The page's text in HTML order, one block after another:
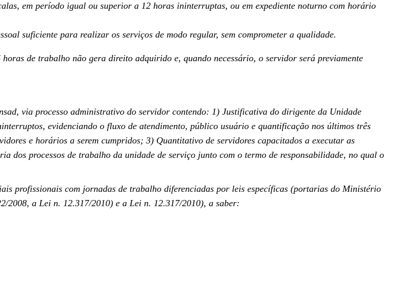
em período igual ou superior a 12 horas ininterruptas, ou em expediente noturno com horário
suficiente para realizar os serviços de modo regular, sem comprometer a qualidade.
de trabalho não gera direito adquirido e, quando necessário, o servidor será previamente
via processo administrativo do servidor contendo: 1) Justificativa do dirigente da Unidade
evidenciando o fluxo de atendimento, público usuário e quantificação nos últimos três
e horários a serem cumpridos; 3) Quantitativo de servidores capacitados a executar as
dos processos de trabalho da unidade de serviço junto com o termo de responsabilidade, no qual o
profissionais com jornadas de trabalho diferenciadas por leis específicas (portarias do Ministério
2008, a Lei n. 12.317/2010) e a Lei n. 12.317/2010), a saber: